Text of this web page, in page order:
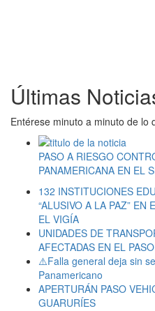
Últimas
Entérese minuto a minuto de lo
PASO A RIESGO
PANAMERICANA EN EL
132 INSTITUCIONES
“ALUSIVO A LA PAZ” EN
EL VIGÍA
UNIDADES DE
AFECTADAS EN EL
⚠️Falla general deja sin
Panamericano
APERTURÁN PASO
GUARURÍES